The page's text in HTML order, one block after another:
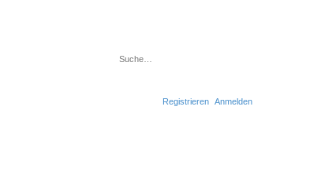
Anmelden
Registrieren